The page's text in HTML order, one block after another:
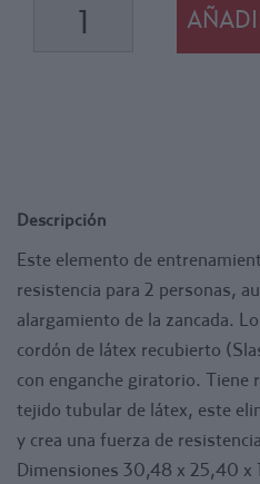
Descripción
Este elemento de
resistencia para 2 personas,
alargamiento de la zancada.
cordón de látex recubierto
con enganche giratorio. Tiene
tejido tubular de látex, este
y crea una fuerza de
Dimensiones 30,48 x 25,40 x